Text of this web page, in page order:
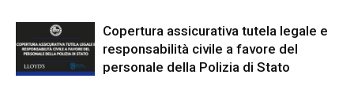
Copertura assicurativa tutela legale e
responsabilità civile a favore del
personale della Polizia di Stato